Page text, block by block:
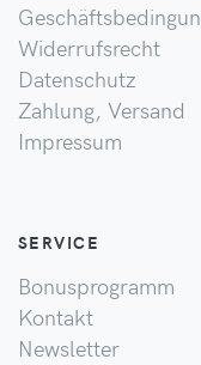
Widerrufsrecht
Datenschutz
Zahlung, Versand
Impressum
SERVICE
Bonusprogramm
Kontakt
Newsletter